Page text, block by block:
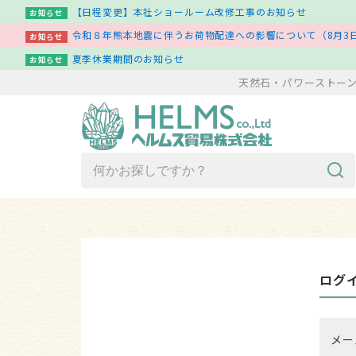
お知らせ 【日程変更】本社ショールーム改修工事のお知らせ
お知らせ 令和８年熊本地震に伴うお荷物配達への影響について（8月3
お知らせ 夏季休業期間のお知らせ
天然石・パワーストー
ログ
メ